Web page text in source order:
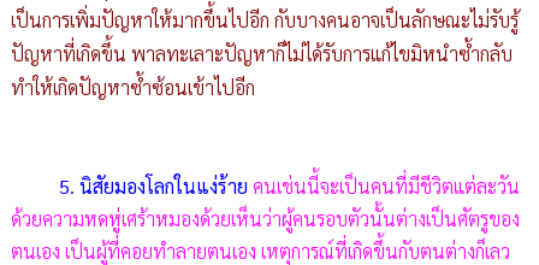
เป็นการเพิ่มปัญหาให้มากขึ้นไปอีก กับบางคนอาจเป็นลักษณะไม่รับรู้
ปัญหาที่เกิดขึ้น พาลทะเลาะปัญหาก็ไม่ได้รับการแก้ไขมิหนำซ้ำกลับ
ทำให้เกิดปัญหาซ้ำซ้อนเข้าไปอีก
5. นิสัยมองโลกในแง่ร้าย คนเช่นนี้จะเป็นคนที่มีชีวิตแต่ละวัน
ด้วยความหดหู่เศร้าหมองด้วยเห็นว่าผู้คนรอบตัวนั้นต่างเป็นศัตรูของ
ตนเอง เป็นผู้ที่คอยทำลายตนเอง เหตุการณ์ที่เกิดขึ้นกับตนต่างก็เลว